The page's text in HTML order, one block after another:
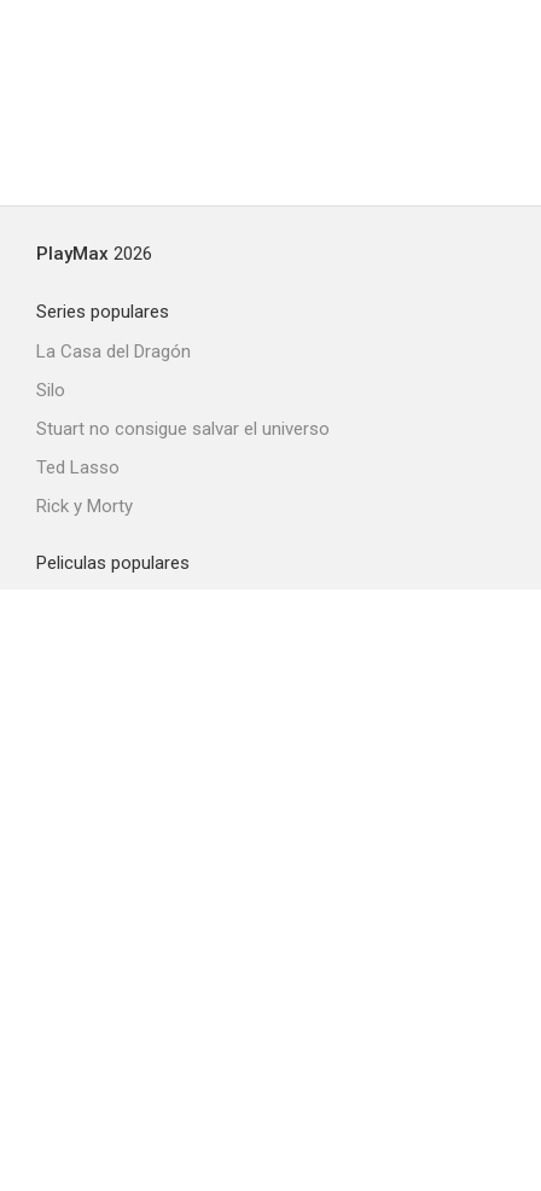
PlayMax 2026
Series populares
La Casa del Dragón
Silo
Stuart no consigue salvar el universo
Ted Lasso
Rick y Morty
Peliculas populares